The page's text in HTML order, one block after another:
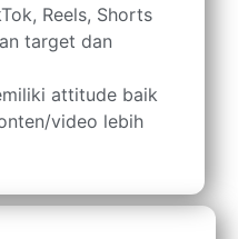
Reels, Shorts
target dan
attitude baik
video lebih